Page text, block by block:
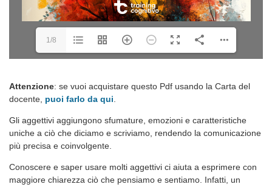
1/8
Attenzione: se vuoi acquistare questo Pdf usando la Carta del
docente, puoi farlo da qui.
Gli aggettivi aggiungono sfumature, emozioni e caratteristiche
uniche a ciò che diciamo e scriviamo, rendendo la comunicazione
più precisa e coinvolgente.
Conoscere e saper usare molti aggettivi ci aiuta a esprimere con
maggiore chiarezza ciò che pensiamo e sentiamo. Infatti, un